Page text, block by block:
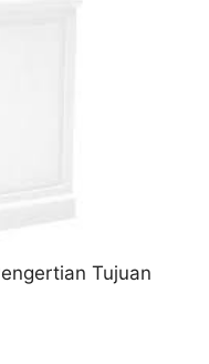
Tujuan